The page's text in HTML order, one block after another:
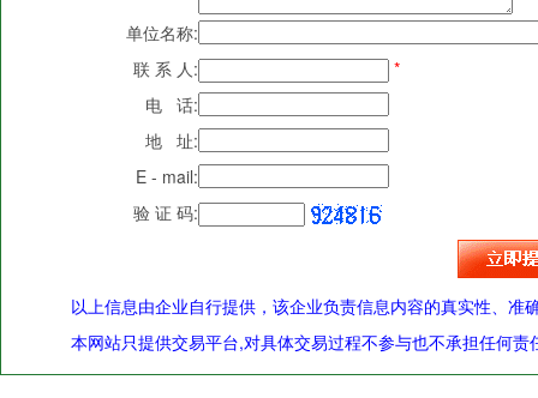
单位名称:
联 系 人:
*
电 话:
地 址:
E - mail:
验 证 码:
以上信息由企业自行提供，该企业负责信息内容的真实性、准
本网站只提供交易平台,对具体交易过程不参与也不承担任何责